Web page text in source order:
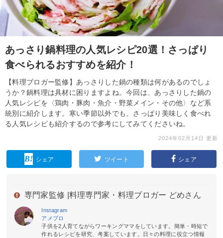
あっさり鍋料理の人気レシピ20選！さっぱり
食べられるおすすめを紹介！
【料理ブロガー監修】あっさりした鍋の種類は何があるのでしょ
うか？鍋料理は具材に困りますよね。今回は、あっさりした鍋の
人気レシピを〈鶏肉・豚肉・魚介・野菜メイン・その他〉など系
統別に紹介します。寒い季節以外でも、さっぱり美味しく食べれ
る人気レシピも紹介するので参考にしてみてくださいね。
2024年02月14日 更新
シェア ツイート シェア
専門家監修 | 料理専門家・料理ブロガー どめさん
Instagram
アメブロ
子供を2人育てながらワーキングママをしています。簡単・時短で
作れるレシピを研究、考案しています。日々の料理に役立つ情報